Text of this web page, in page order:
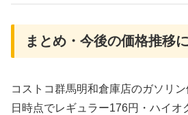
まとめ・今後の価格推移
コストコ群馬明和倉庫店のガソリ
日時点でレギュラー176円・ハイオ